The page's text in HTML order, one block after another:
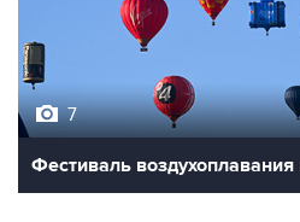
Фестиваль воздухоплавания